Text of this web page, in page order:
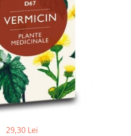
29,30 Lei